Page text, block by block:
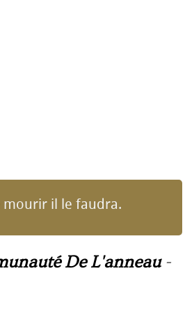
il le faudra.
De L'anneau-